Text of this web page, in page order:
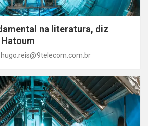
na literatura, diz
hugo.reis@9telecom.com.br